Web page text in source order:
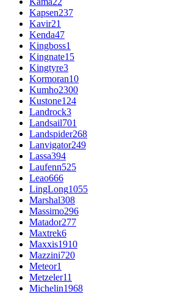
Kapsen237
Kavir21
Kenda47
Kingboss1
Kingnate15
Kingtyre3
Kormoran10
Kumho2300
Kustone124
Landrock3
Landsail701
Landspider268
Lanvigator249
Lassa394
Laufenn525
Leao666
LingLong1055
Marshal308
Massimo296
Matador277
Maxtrek6
Maxxis1910
Mazzini720
Meteor1
Metzeler11
Michelin1968